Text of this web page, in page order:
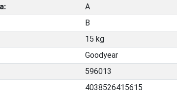
A
B
15 kg
Goodyear
596013
4038526415615